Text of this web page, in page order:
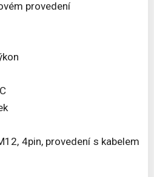
provedení
4pin, provedení s kabelem